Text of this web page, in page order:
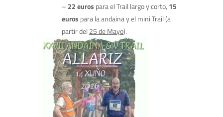
– 22 euros para el Trail largo y corto, 15
euros para la andaina y el mini Trail (a
partir del 25 de Mayo).